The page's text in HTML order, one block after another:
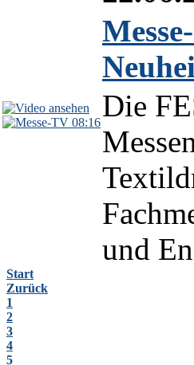
08:16Die
und
Start
Zurück
1
2
3
4
5